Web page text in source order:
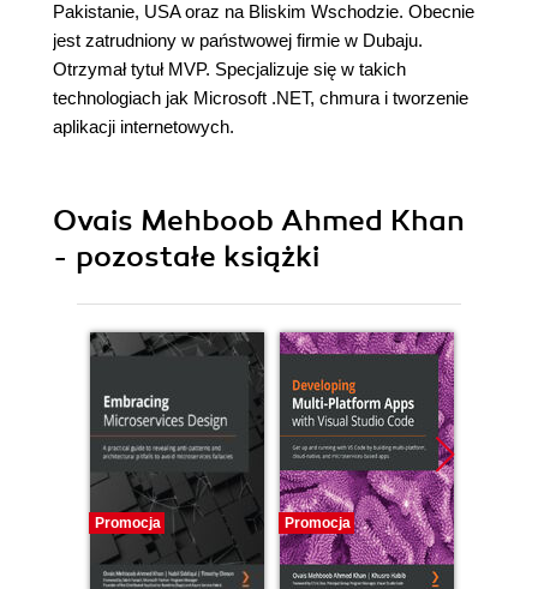
Pakistanie, USA oraz na Bliskim Wschodzie. Obecnie
jest zatrudniony w państwowej firmie w Dubaju.
Otrzymał tytuł MVP. Specjalizuje się w takich
technologiach jak Microsoft .NET, chmura i tworzenie
aplikacji internetowych.
Ovais Mehboob Ahmed Khan
- pozostałe książki
Promocja Promocja